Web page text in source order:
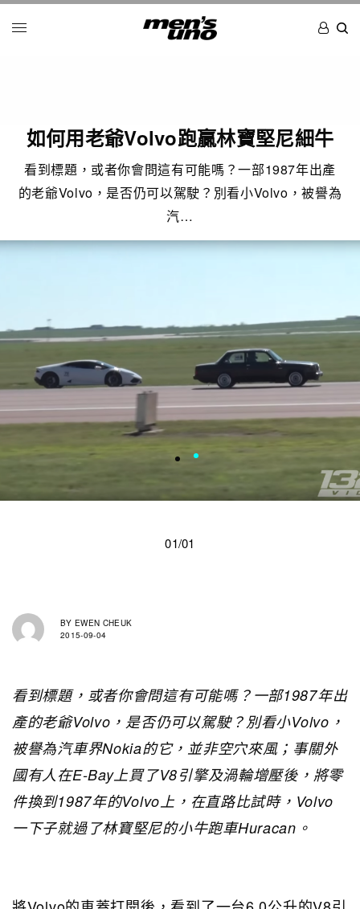
如何用老爺Volvo跑贏林寶堅尼細牛
看到標題，或者你會問這有可能嗎？一部1987年出產
的老爺Volvo，是否仍可以駕駛？別看小Volvo，被譽為
汽…
01/01
BY EWEN CHEUK
2015-09-04
看到標題，或者你會問這有可能嗎？一部1987年出
產的老爺Volvo，是否仍可以駕駛？別看小Volvo，
被譽為汽車界Nokia的它，並非空穴來風；事關外
國有人在E-Bay上買了V8引擎及渦輪增壓後，將零
件換到1987年的Volvo上，在直路比試時，Volvo
一下子就過了林寶堅尼的小牛跑車Huracan。